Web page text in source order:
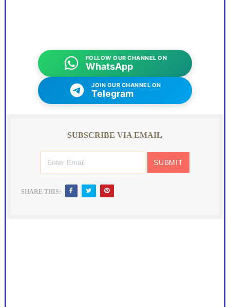
FOLLOW OUR CHANNEL ON
WhatsApp
JOIN OUR CHANNEL ON
Telegram
SUBSCRIBE VIA EMAIL
SHARE THIS: